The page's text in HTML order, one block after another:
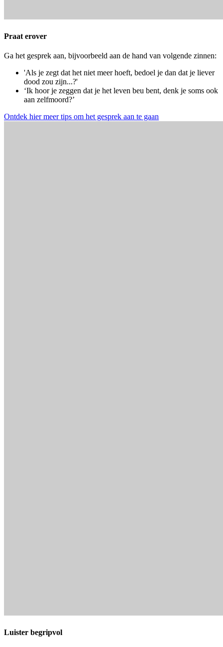
Praat erover
Ga het gesprek aan, bijvoorbeeld aan de hand van volgende zinnen:
'Als je zegt dat het niet meer hoeft, bedoel je dan dat je liever
dood zou zijn...?'
‘Ik hoor je zeggen dat je het leven beu bent, denk je soms ook
aan zelfmoord?’
Ontdek hier meer tips om het gesprek aan te gaan
Luister begripvol